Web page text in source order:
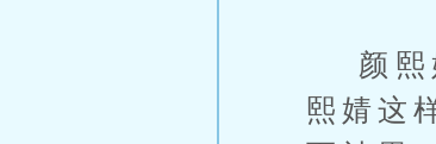
颜熙
熙婧这